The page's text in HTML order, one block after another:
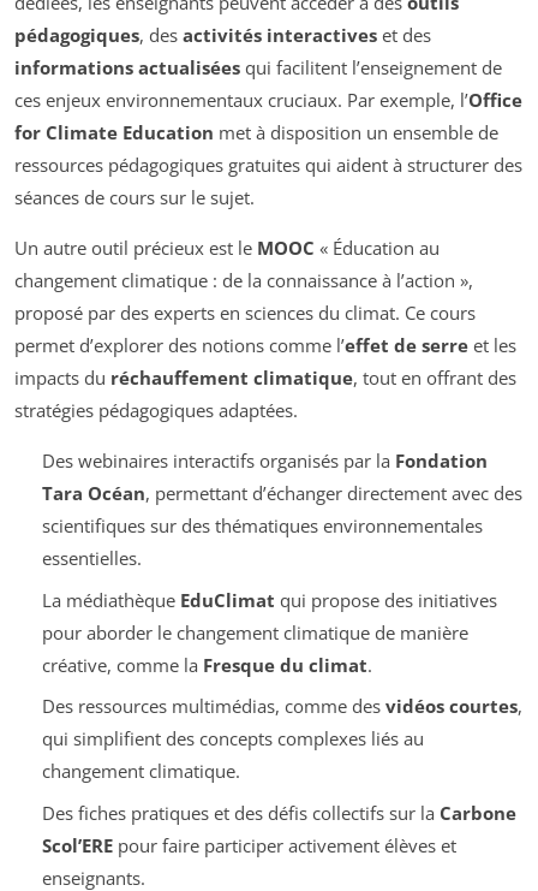
pédagogiques, des activités interactives et des
informations actualisées qui facilitent l’enseignement de
ces enjeux environnementaux cruciaux. Par exemple, l’Office
for Climate Education met à disposition un ensemble de
ressources pédagogiques gratuites qui aident à structurer des
séances de cours sur le sujet.
Un autre outil précieux est le MOOC « Éducation au
changement climatique : de la connaissance à l’action »,
proposé par des experts en sciences du climat. Ce cours
permet d’explorer des notions comme l’effet de serre et les
impacts du réchauffement climatique, tout en offrant des
stratégies pédagogiques adaptées.
Des webinaires interactifs organisés par la Fondation
Tara Océan, permettant d’échanger directement avec des
scientifiques sur des thématiques environnementales
essentielles.
La médiathèque EduClimat qui propose des initiatives
pour aborder le changement climatique de manière
créative, comme la Fresque du climat.
Des ressources multimédias, comme des vidéos courtes,
qui simplifient des concepts complexes liés au
changement climatique.
Des fiches pratiques et des défis collectifs sur la Carbone
Scol’EREpour faire participer activement élèves et
enseignants.